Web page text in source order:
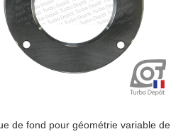
de fond pour géométrie variable de